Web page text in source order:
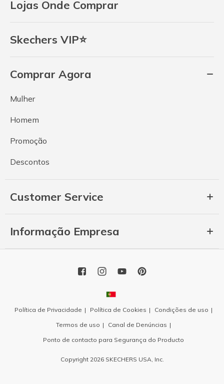
Lojas Onde Comprar
Skechers VIP⭐
Comprar Agora
Mulher
Homem
Promoção
Descontos
Customer Service
Informação Empresa
Política de Privacidade Política de Cookies
Condições de uso
Termos de uso
Canal de Denúncias
Ponto de contacto para Segurança do Producto
Copyright 2026 SKECHERS USA, Inc.